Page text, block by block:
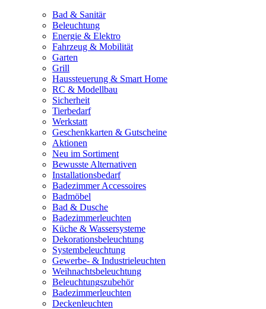
Bad & Sanitär
Beleuchtung
Energie & Elektro
Fahrzeug & Mobilität
Garten
Grill
Haussteuerung & Smart Home
RC & Modellbau
Sicherheit
Tierbedarf
Werkstatt
Geschenkkarten & Gutscheine
Aktionen
Neu im Sortiment
Bewusste Alternativen
Installationsbedarf
Badezimmer Accessoires
Badmöbel
Bad & Dusche
Badezimmerleuchten
Küche & Wassersysteme
Dekorationsbeleuchtung
Systembeleuchtung
Gewerbe- & Industrieleuchten
Weihnachtsbeleuchtung
Beleuchtungszubehör
Badezimmerleuchten
Deckenleuchten